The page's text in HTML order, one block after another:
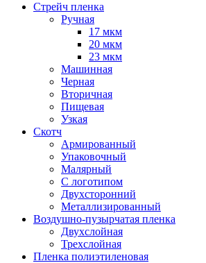
Стрейч пленка
Ручная
17 мкм
20 мкм
23 мкм
Машинная
Черная
Вторичная
Пищевая
Узкая
Скотч
Армированный
Упаковочный
Малярный
С логотипом
Двухсторонний
Металлизированный
Воздушно-пузырчатая пленка
Двухслойная
Трехслойная
Пленка полиэтиленовая